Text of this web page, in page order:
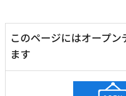
このページにはオープ
ます